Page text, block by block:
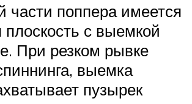
части поппера имеется
с выемкой
При резком рывке
выемка
пузырек